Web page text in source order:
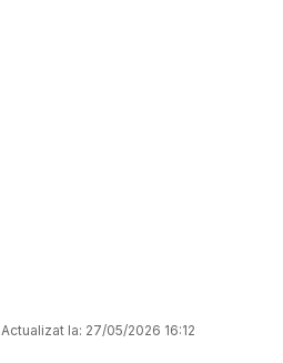
Actualizat la: 27/05/2026 16:12